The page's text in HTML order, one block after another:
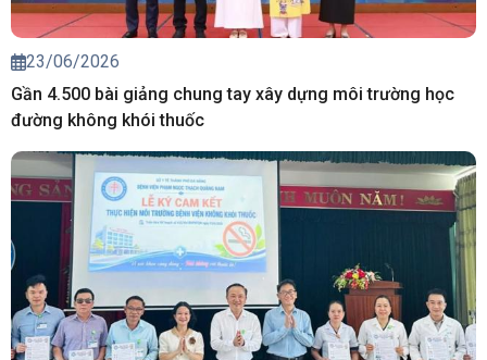
23/06/2026
Gần 4.500 bài giảng chung tay xây dựng môi trường học
đường không khói thuốc